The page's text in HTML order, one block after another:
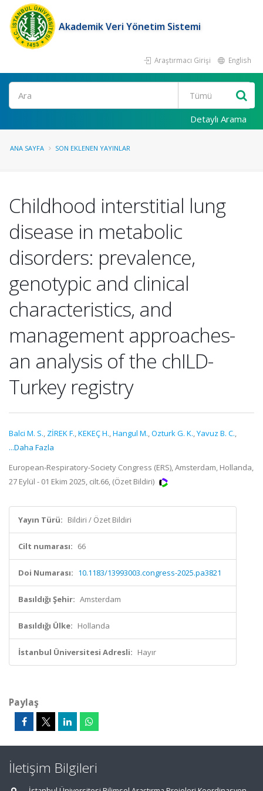
Akademik Veri Yönetim Sistemi
Araştırmacı Girişi English
Ara
Detaylı Arama
ANA SAYFA SON EKLENEN YAYINLAR
Childhood interstitial lung
disease in metabolic
disorders: prevalence,
genotypic and clinical
characteristics, and
management approaches-
an analysis of the chILD-
Turkey registry
Balci M. S., ZİREK F.,KEKEÇ H.,Hangul M.,Ozturk G. K.,Yavuz B. C.,
...Daha Fazla
European-Respiratory-Society Congress (ERS), Amsterdam, Hollanda,
27 Eylül - 01 Ekim 2025, cilt.66, (Özet Bildiri)
Yayın Türü: Bildiri / Özet Bildiri
Cilt numarası: 66
Doi Numarası: 10.1183/13993003.congress-2025.pa3821
Basıldığı Şehir: Amsterdam
Basıldığı Ülke: Hollanda
İstanbul Üniversitesi Adresli: Hayır
Paylaş
İletişim Bilgileri